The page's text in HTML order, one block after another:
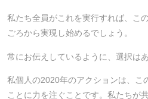
私たち全員がこれを実行すれば、こ
ごろから実現し始めるでしょう。
常にお伝えしているように、選択は
私個人の2020年のアクションは、こ
ことに力を注ぐことです。私たちが